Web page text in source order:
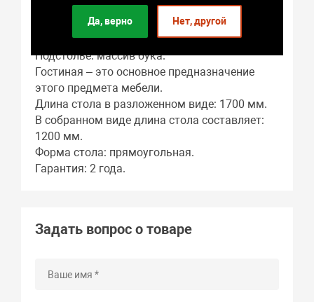
Да, верно Нет, другой
массив бука.
Материалом столешницы служит МДФ шпон
Подстолье: массив бука.
Гостиная – это основное предназначение
этого предмета мебели.
Длина стола в разложенном виде: 1700 мм.
В собранном виде длина стола составляет:
1200 мм.
Форма стола: прямоугольная.
Гарантия: 2 года.
Задать вопрос о товаре